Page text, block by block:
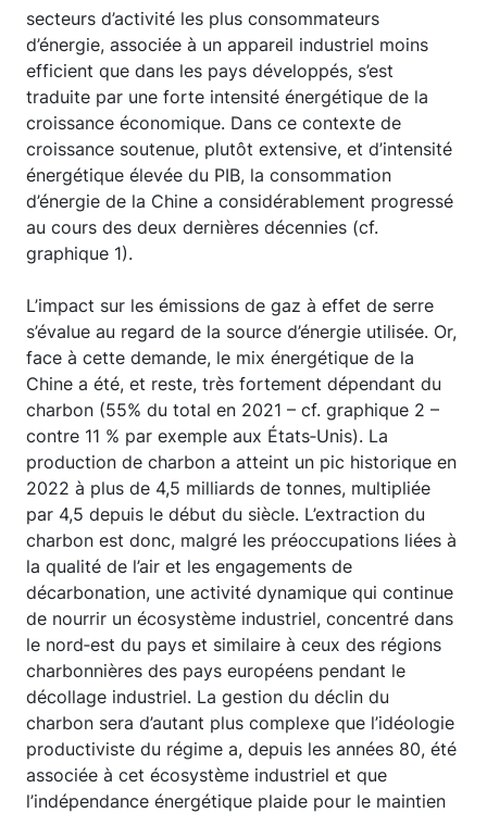
secteurs d’activité les plus consommateurs
d’énergie, associée à un appareil industriel moins
efficient que dans les pays développés, s’est
traduite par une forte intensité énergétique de la
croissance économique. Dans ce contexte de
croissance soutenue, plutôt extensive, et d’intensité
énergétique élevée du PIB, la consommation
d’énergie de la Chine a considérablement progressé
au cours des deux dernières décennies (cf.
graphique 1).
L’impact sur les émissions de gaz à effet de serre
s’évalue au regard de la source d’énergie utilisée. Or,
face à cette demande, le mix énergétique de la
Chine a été, et reste, très fortement dépendant du
charbon (55% du total en 2021 – cf. graphique 2 –
contre 11 % par exemple aux États‑Unis). La
production de charbon a atteint un pic historique en
2022 à plus de 4,5 milliards de tonnes, multipliée
par 4,5 depuis le début du siècle. L’extraction du
charbon est donc, malgré les préoccupations liées à
la qualité de l’air et les engagements de
décarbonation, une activité dynamique qui continue
de nourrir un écosystème industriel, concentré dans
le nord‑est du pays et similaire à ceux des régions
charbonnières des pays européens pendant le
décollage industriel. La gestion du déclin du
charbon sera d’autant plus complexe que l’idéologie
productiviste du régime a, depuis les années 80, été
associée à cet écosystème industriel et que
l’indépendance énergétique plaide pour le maintien